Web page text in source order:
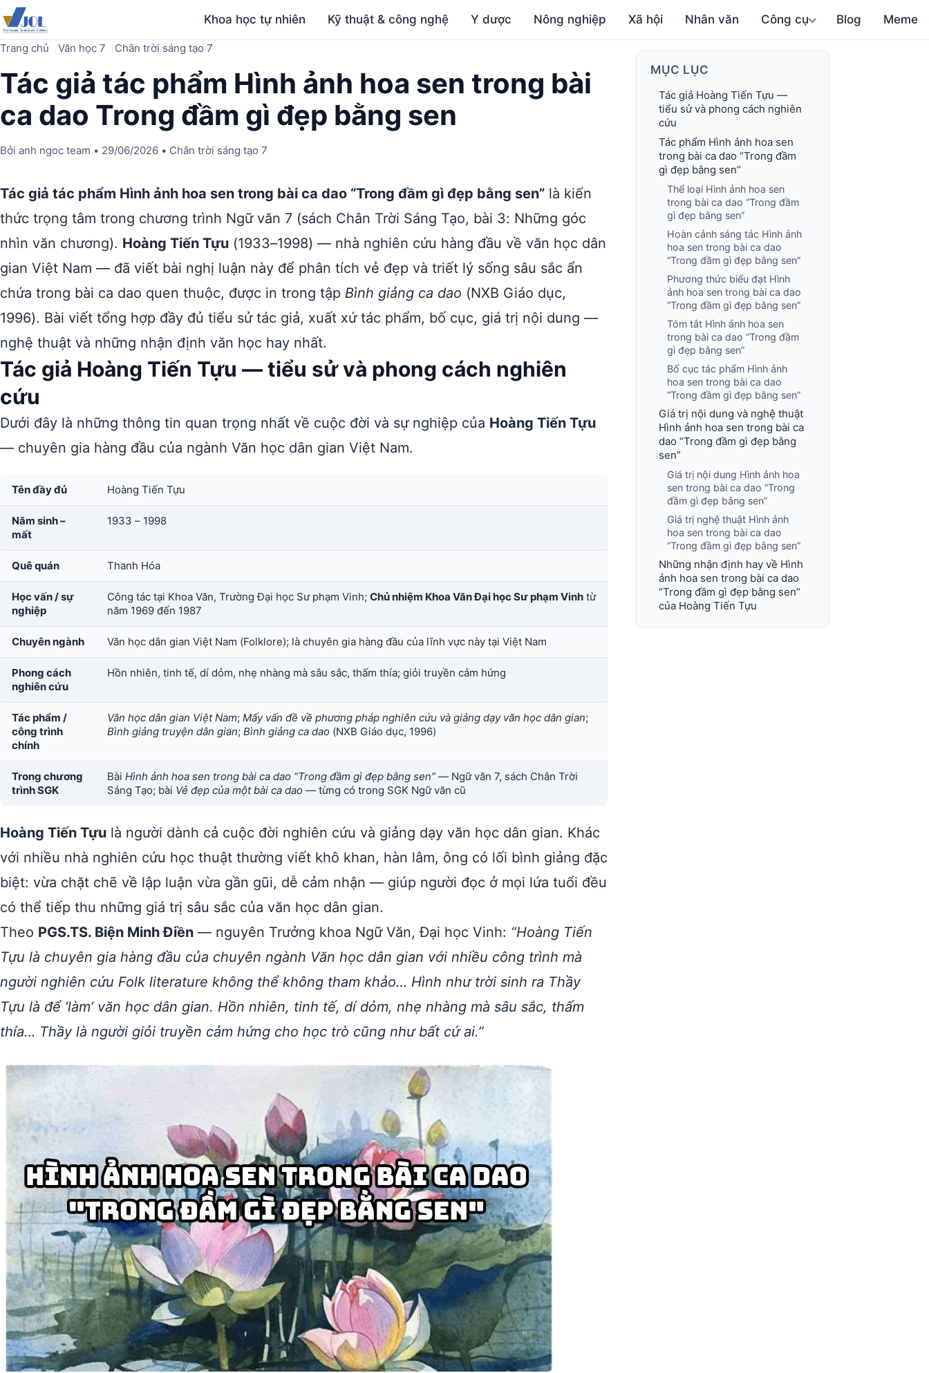
Khoa học tự nhiên Kỹ thuật & công nghệ Y dược Nông nghiệp Xã hội Nhân văn Công cụ Blog Meme
Trang chủ Văn học 7 Chân trời sáng tạo 7
Tác giả tác phẩm Hình ảnh hoa sen trong bài
ca dao Trong đầm gì đẹp bằng sen
Bởi anh ngoc team • 29/06/2026 • Chân trời sáng tạo 7
Tác giả tác phẩm Hình ảnh hoa sen trong bài ca dao “Trong đầm gì đẹp bằng sen” là kiến
thức trọng tâm trong chương trình Ngữ văn 7 (sách Chân Trời Sáng Tạo, bài 3: Những góc
nhìn văn chương). Hoàng Tiến Tựu (1933–1998) — nhà nghiên cứu hàng đầu về văn học dân
gian Việt Nam — đã viết bài nghị luận này để phân tích vẻ đẹp và triết lý sống sâu sắc ẩn
chứa trong bài ca dao quen thuộc, được in trong tập Bình giảng ca dao (NXB Giáo dục,
1996). Bài viết tổng hợp đầy đủ tiểu sử tác giả, xuất xứ tác phẩm, bố cục, giá trị nội dung —
nghệ thuật và những nhận định văn học hay nhất.
Tác giả Hoàng Tiến Tựu — tiểu sử và phong cách nghiên
cứu
Dưới đây là những thông tin quan trọng nhất về cuộc đời và sự nghiệp của Hoàng Tiến Tựu
— chuyên gia hàng đầu của ngành Văn học dân gian Việt Nam.
Tên đầy đủ Hoàng Tiến Tựu
Năm sinh –
mất
1933 – 1998
Quê quán Thanh Hóa
Học vấn / sự
nghiệp
Công tác tại Khoa Văn, Trường Đại học Sư phạm Vinh; Chủ nhiệm Khoa Văn Đại học Sư phạm Vinh từ
năm 1969 đến 1987
Chuyên ngành Văn học dân gian Việt Nam (Folklore); là chuyên gia hàng đầu của lĩnh vực này tại Việt Nam
Phong cách
nghiên cứu
Hồn nhiên, tinh tế, dí dỏm, nhẹ nhàng mà sâu sắc, thấm thía; giỏi truyền cảm hứng
Tác phẩm /
công trình
chính
Văn học dân gian Việt Nam; Mấy vấn đề về phương pháp nghiên cứu và giảng dạy văn học dân gian;
Bình giảng truyện dân gian; Bình giảng ca dao (NXB Giáo dục, 1996)
Trong chương
trình SGK
Bài Hình ảnh hoa sen trong bài ca dao “Trong đầm gì đẹp bằng sen” — Ngữ văn 7, sách Chân Trời
Sáng Tạo; bài Vẻ đẹp của một bài ca dao — từng có trong SGK Ngữ văn cũ
Hoàng Tiến Tựu là người dành cả cuộc đời nghiên cứu và giảng dạy văn học dân gian. Khác
với nhiều nhà nghiên cứu học thuật thường viết khô khan, hàn lâm, ông có lối bình giảng đặc
biệt: vừa chặt chẽ về lập luận vừa gần gũi, dễ cảm nhận — giúp người đọc ở mọi lứa tuổi đều
có thể tiếp thu những giá trị sâu sắc của văn học dân gian.
Theo PGS.TS. Biện Minh Điền — nguyên Trưởng khoa Ngữ Văn, Đại học Vinh: “Hoàng Tiến
Tựu là chuyên gia hàng đầu của chuyên ngành Văn học dân gian với nhiều công trình mà
người nghiên cứu Folk literature không thể không tham khảo… Hình như trời sinh ra Thầy
Tựu là để ‘làm’ văn học dân gian. Hồn nhiên, tinh tế, dí dỏm, nhẹ nhàng mà sâu sắc, thấm
thía… Thầy là người giỏi truyền cảm hứng cho học trò cũng như bất cứ ai.”
MỤC LỤC
Tác giả Hoàng Tiến Tựu —
tiểu sử và phong cách nghiên
cứu
Tác phẩm Hình ảnh hoa sen
trong bài ca dao “Trong đầm
gì đẹp bằng sen”
Thể loại Hình ảnh hoa sen
trong bài ca dao “Trong đầm
gì đẹp bằng sen”
Hoàn cảnh sáng tác Hình ảnh
hoa sen trong bài ca dao
“Trong đầm gì đẹp bằng sen”
Phương thức biểu đạt Hình
ảnh hoa sen trong bài ca dao
“Trong đầm gì đẹp bằng sen”
Tóm tắt Hình ảnh hoa sen
trong bài ca dao “Trong đầm
gì đẹp bằng sen”
Bố cục tác phẩm Hình ảnh
hoa sen trong bài ca dao
“Trong đầm gì đẹp bằng sen”
Giá trị nội dung và nghệ thuật
Hình ảnh hoa sen trong bài ca
dao “Trong đầm gì đẹp bằng
sen”
Giá trị nội dung Hình ảnh hoa
sen trong bài ca dao “Trong
đầm gì đẹp bằng sen”
Giá trị nghệ thuật Hình ảnh
hoa sen trong bài ca dao
“Trong đầm gì đẹp bằng sen”
Những nhận định hay về Hình
ảnh hoa sen trong bài ca dao
“Trong đầm gì đẹp bằng sen”
của Hoàng Tiến Tựu